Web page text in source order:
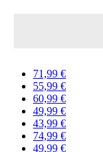
71,99 €
55,99 €
60,99 €
49,99 €
43,99 €
74,99 €
49,99 €